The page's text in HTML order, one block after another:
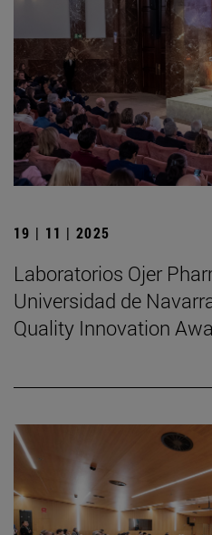
19 | 11 | 2025
Laboratorios Ojer
Universidad de
Quality Innovation